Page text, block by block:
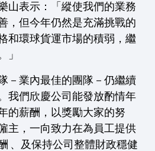
山表示：「縱使我們的業務
，但今年仍然是充滿挑戰的
和環球貨運市場的積弱，繼
」
－業內最佳的團隊－仍繼續
我們欣慶公司能發放酌情年
的薪酬，以獎勵大家的努
主，一向致力在為員工提供
、及保持公司整體財政穩健